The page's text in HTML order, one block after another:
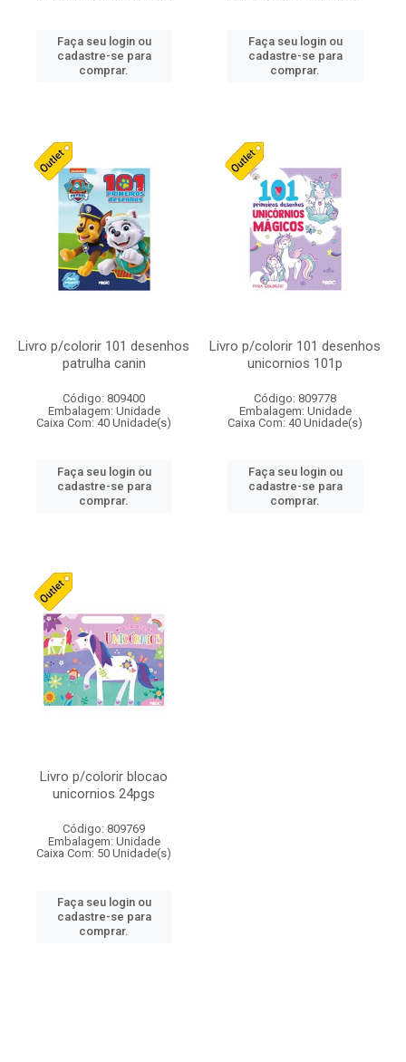
Faça seu login ou
cadastre-se para
comprar.
Faça seu login ou
cadastre-se para
comprar.
Livro p/colorir 101 desenhos
patrulha canin
Código: 809400
Embalagem: Unidade
Caixa Com: 40 Unidade(s)
Faça seu login ou
cadastre-se para
comprar.
Livro p/colorir 101 desenhos
unicornios 101p
Código: 809778
Embalagem: Unidade
Caixa Com: 40 Unidade(s)
Faça seu login ou
cadastre-se para
comprar.
Livro p/colorir blocao
unicornios 24pgs
Código: 809769
Embalagem: Unidade
Caixa Com: 50 Unidade(s)
Faça seu login ou
cadastre-se para
comprar.